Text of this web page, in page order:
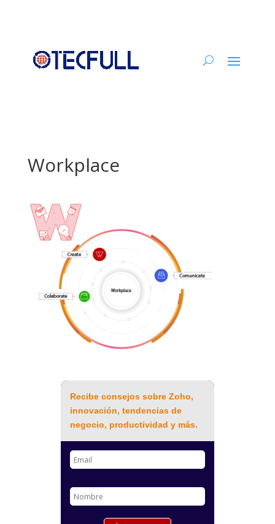
Workplace
Recibe consejos sobre Zoho,
innovación, tendencias de
negocio, productividad y más.